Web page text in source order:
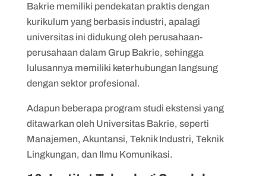
Bakrie memiliki pendekatan praktis dengan
kurikulum yang berbasis industri, apalagi
universitas ini didukung oleh perusahaan-
perusahaan dalam Grup Bakrie, sehingga
lulusannya memiliki keterhubungan langsung
dengan sektor profesional.
Adapun beberapa program studi ekstensi yang
ditawarkan oleh Universitas Bakrie, seperti
Manajemen, Akuntansi, Teknik Industri, Teknik
Lingkungan, dan Ilmu Komunikasi.